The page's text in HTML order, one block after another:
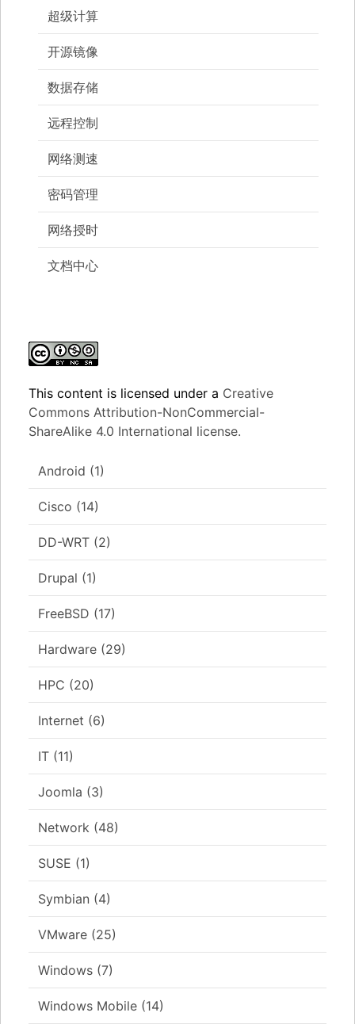
超级计算
开源镜像
数据存储
远程控制
网络测速
密码管理
网络授时
文档中心
This content is licensed under a Creative
Commons Attribution-NonCommercial-
ShareAlike 4.0 International license.
Android (1)
Cisco (14)
DD-WRT (2)
Drupal (1)
FreeBSD (17)
Hardware (29)
HPC (20)
Internet (6)
IT (11)
Joomla (3)
Network (48)
SUSE (1)
Symbian (4)
VMware (25)
Windows (7)
Windows Mobile (14)